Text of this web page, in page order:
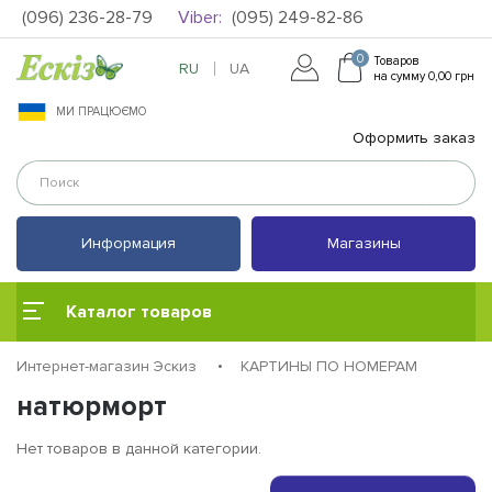
(096) 236-28-79 Viber: (095) 249-82-86
МИ ПРАЦЮЄМО
Оформить заказ
RU UA Товаров
0
на сумму 0,00 грн
Информация Магазины
Каталог товаров
Интернет-магазин Эскиз КАРТИНЫ ПО НОМЕРАМ
натюрморт
Нет товаров в данной категории.